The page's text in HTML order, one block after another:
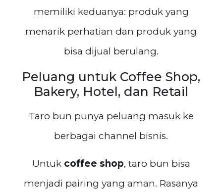
memiliki keduanya: produk yang
menarik perhatian dan produk yang
bisa dijual berulang.
Peluang untuk Coffee Shop,
Bakery, Hotel, dan Retail
Taro bun punya peluang masuk ke
berbagai channel bisnis.
Untuk coffee shop, taro bun bisa
menjadi pairing yang aman. Rasanya